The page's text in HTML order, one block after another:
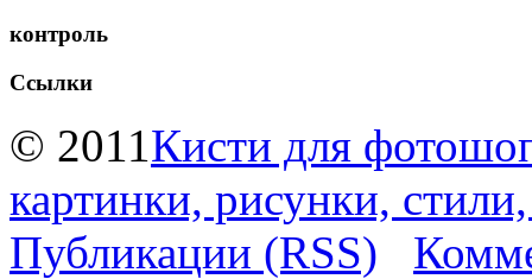
контроль
Ссылки
© 2011 Кисти для
картинки, рисунки,
Публикации (RSS)